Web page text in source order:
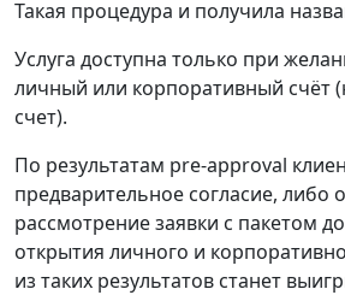
Такая процедура и получила
Услуга доступна только при
личный или корпоративный счёт
счет).
По результатам pre-approval
предварительное согласие, либо
рассмотрение заявки с пакетом
открытия личного и
из таких результатов станет